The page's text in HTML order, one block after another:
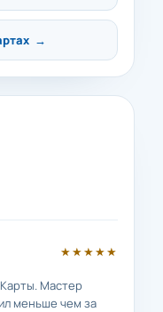
→
★★★★★
Мастер
меньше чем за